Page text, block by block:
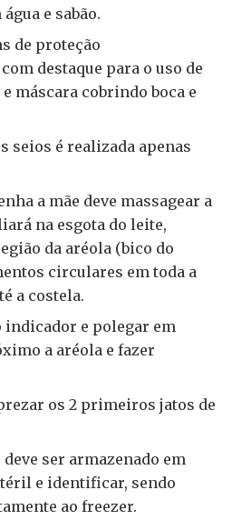
e sabão.
de proteção
destaque para o uso de
máscara cobrindo boca e
seios é realizada apenas
a mãe deve massagear a
na esgota do leite,
da aréola (bico do
circulares em toda a
a costela.
indicador e polegar em
a aréola e fazer
os 2 primeiros jatos de
ser armazenado em
e identificar, sendo
ao freezer.